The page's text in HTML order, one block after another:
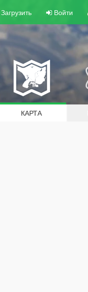
Войти
КАРТА